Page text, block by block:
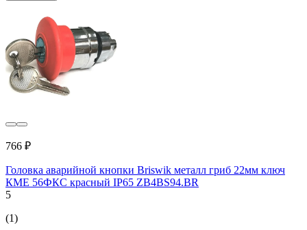
766 ₽
Головка аварийной кнопки Briswik металл гриб 22мм ключ
КМЕ 56ФКС красный IP65 ZB4BS94.BR
5
(1)